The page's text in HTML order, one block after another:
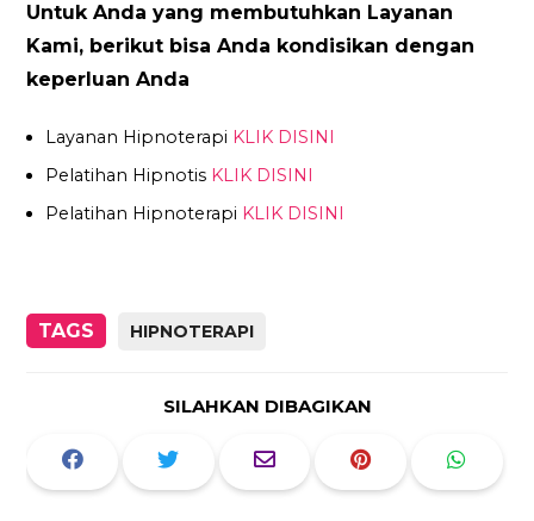
Untuk Anda yang membutuhkan Layanan
Kami, berikut bisa Anda kondisikan dengan
keperluan Anda
Layanan Hipnoterapi KLIK DISINI
Pelatihan Hipnotis KLIK DISINI
Pelatihan Hipnoterapi KLIK DISINI
TAGS HIPNOTERAPI
SILAHKAN DIBAGIKAN